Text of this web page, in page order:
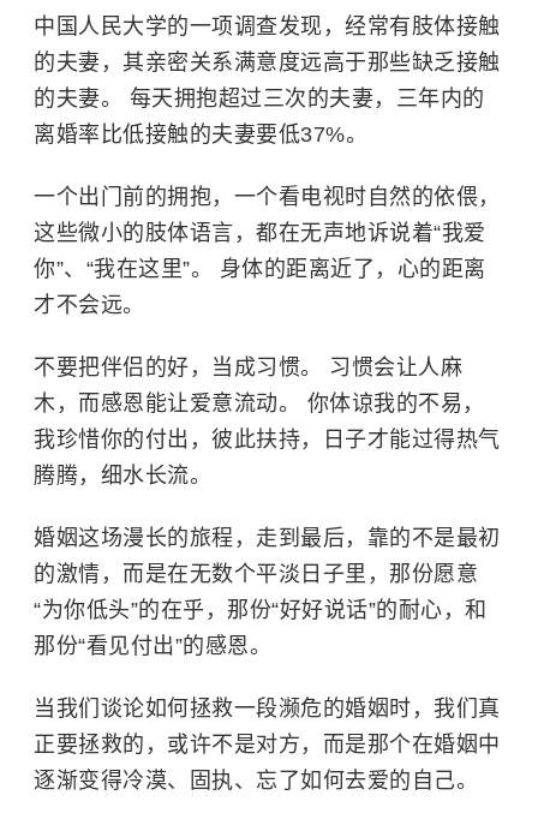
中国人民大学的一项调查发现，经常有肢体接触
的夫妻，其亲密关系满意度远高于那些缺乏接触
的夫妻。 每天拥抱超过三次的夫妻，三年内的
离婚率比低接触的夫妻要低37%。
一个出门前的拥抱，一个看电视时自然的依偎，
这些微小的肢体语言，都在无声地诉说着“我爱
你”、“我在这里”。 身体的距离近了，心的距离
才不会远。
不要把伴侣的好，当成习惯。 习惯会让人麻
木，而感恩能让爱意流动。 你体谅我的不易，
我珍惜你的付出，彼此扶持，日子才能过得热气
腾腾，细水长流。
婚姻这场漫长的旅程，走到最后，靠的不是最初
的激情，而是在无数个平淡日子里，那份愿意
“为你低头”的在乎，那份“好好说话”的耐心，和
那份“看见付出”的感恩。
当我们谈论如何拯救一段濒危的婚姻时，我们真
正要拯救的，或许不是对方，而是那个在婚姻中
逐渐变得冷漠、固执、忘了如何去爱的自己。